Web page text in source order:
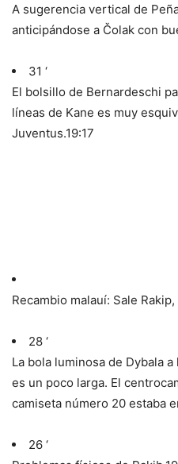
A sugerencia vertical de
anticipándose a Čolak con
31 ‘
El bolsillo de Bernardeschi
líneas de Kane es muy
Juventus.19:17
Recambio malauí: Sale
28 ‘
La bola luminosa de Dybala
es un poco larga. El
camiseta número 20 estaba
26 ‘